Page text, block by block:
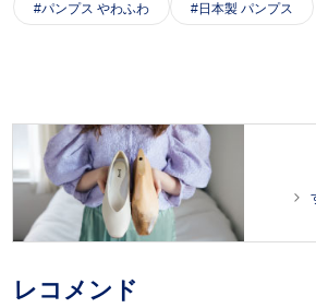
パンプス やわふわ 日本製 パンプス
レコメンド